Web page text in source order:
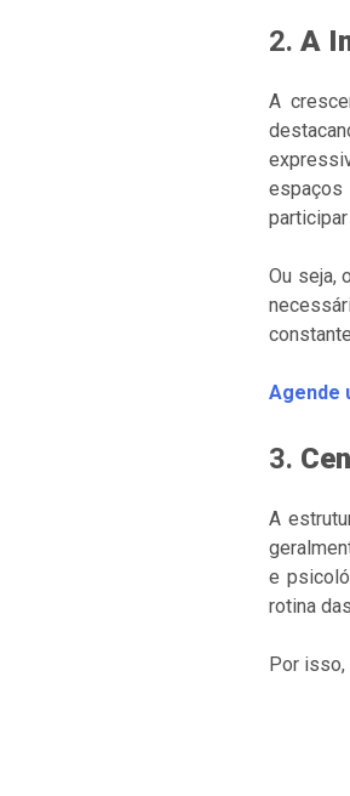
2. A
A
espaços
Ou seja, o
Agende
3.
A
e
rotina
Por